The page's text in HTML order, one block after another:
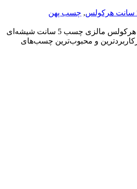
, چسب پهن
چسب 5 سانت شیشه ای هرکولس مالزی چسب 5 سانت شیشه‌ای
و محبوب‌ترین چسب‌های